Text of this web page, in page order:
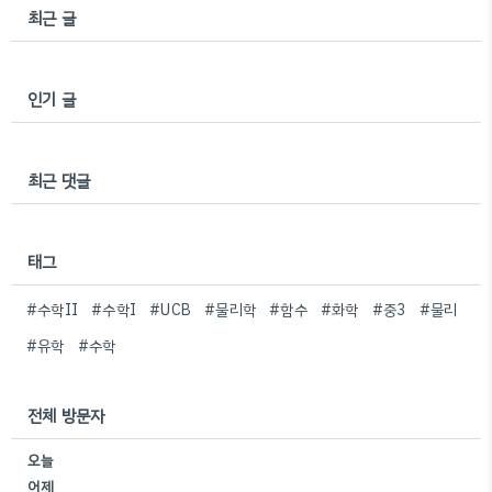
최근 글
인기 글
최근 댓글
태그
#수학II #수학I #UCB #물리학 #함수 #화학 #중3
#물리
#유학
#수학
전체 방문자
오늘
어제